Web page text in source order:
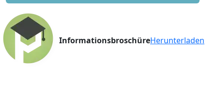
InformationsbroschüreHerunterladen